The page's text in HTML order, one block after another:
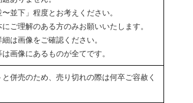
並下」程度とお考えください。
ご理解のある方のみお願いいたします。
は画像をご確認ください。
画像にあるものが全てです。
併売のため、売り切れの際は何卒ご容赦く